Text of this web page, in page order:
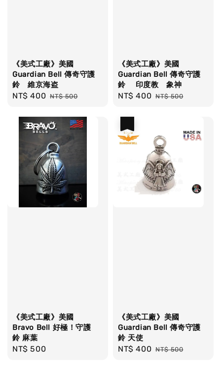
《美式工廠》美國
Guardian Bell 傳奇守護
鈴 維京海盗
Sale
NT$ 400 Regular
NT$ 500
《美式工廠》美國
Guardian Bell 傳奇守護
鈴 印度教 象神
Sale
NT$ 400 Regular
NT$ 500
《美式工廠》美國
Bravo Bell 好極！守護
鈴 麻葉
Regular
NT$ 500
《美式工廠》美國
Guardian Bell 傳奇守護
鈴 天使
Sale
NT$ 400 Regular
NT$ 500